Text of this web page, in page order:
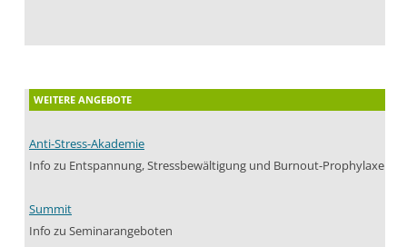
WEITERE ANGEBOTE
Anti-Stress-Akademie
Info zu Entspannung, Stressbewältigung und Burnout-Prophylaxe
Summit
Info zu Seminarangeboten